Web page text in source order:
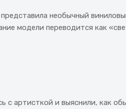
необычный
модели переводится как
с артисткой и выяснили, как